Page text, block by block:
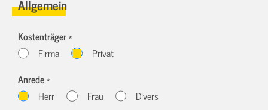
Allgemein
Kostenträger *
Firma
Privat
Anrede *
Herr
Frau Divers